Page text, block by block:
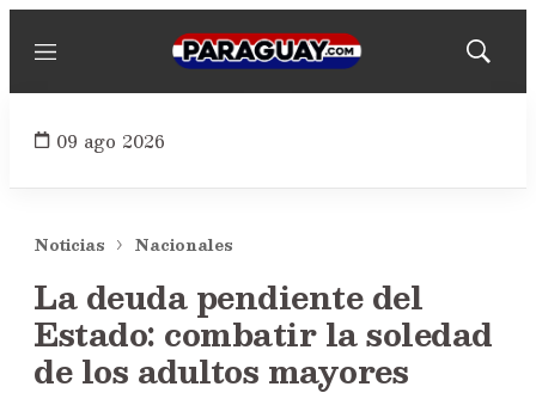
Menú
Mostrar
09 ago 2026
Noticias Nacionales
La deuda pendiente del
Estado: combatir la soledad
de los adultos mayores